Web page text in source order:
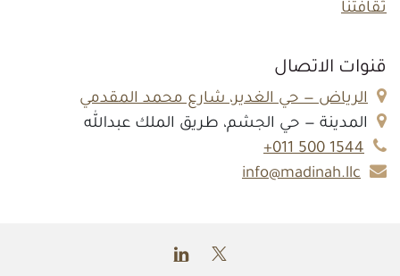
ثقافتنا
قنوات الاتصال
الرياض — حي الغدير، شارع محمد المقدمي
المدينة — حي الجشم، طريق الملك عبدالله
1544 500 011+
info@madinah.llc